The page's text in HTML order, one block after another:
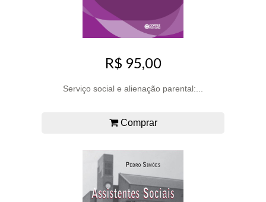
R$ 95,00
Serviço social e alienação parental:...
Comprar